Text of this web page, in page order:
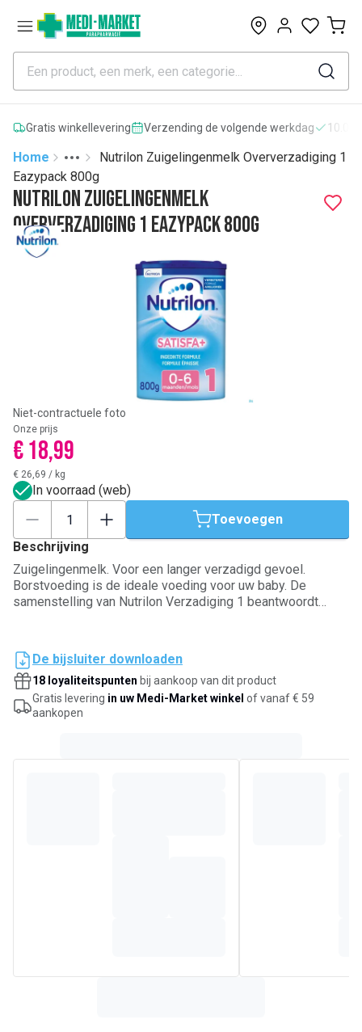
0
Gratis winkellevering Verzending de volgende werkdag
Home
More
Toggle menu
Nutrilon Zuigelingenmelk Oververzadiging 1
Eazypack 800g
Nutrilon Zuigelingenmelk
Oververzadiging 1 Eazypack 800g
Niet-contractuele foto
Onze prijs
€ 18,99
€ 26,69 / kg
In voorraad (web)
Toevoegen
Beschrijving
Zuigelingenmelk. Voor een langer verzadigd gevoel.
Borstvoeding is de ideale voeding voor uw baby. De
samenstelling van Nutrilon Verzadiging 1 beantwoordt
Nutrilon Verzadiging 1 een uitstekend alternatief. Vraag
advies aan uw arts voordat u start met een
zuigelingenmelk.
De bijsluiter downloaden
18 loyaliteitspunten bij aankoop van dit product
Gratis levering in uw Medi-Market winkel of vanaf € 59
aankopen